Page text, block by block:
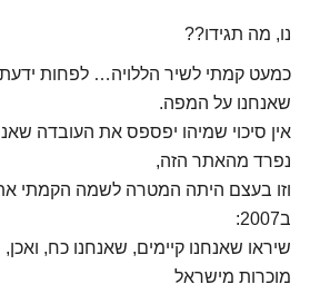
נו, מה תגידו??
כמעט קמתי לשיר הללויה… לפחות
שאנחנו על המפה.
אין סיכוי שמיהו יפספס את העובדה
נפרד מהאתר הזה,
ב2007:
מוכרות מישראל